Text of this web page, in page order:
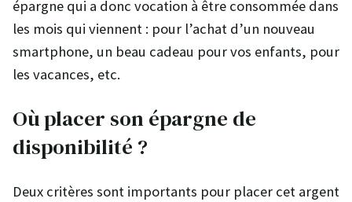
épargne qui a donc vocation à être consommée dans
les mois qui viennent : pour l’achat d’un nouveau
smartphone, un beau cadeau pour vos enfants, pour
les vacances, etc.
Où placer son épargne de
disponibilité ?
Deux critères sont importants pour placer cet argent